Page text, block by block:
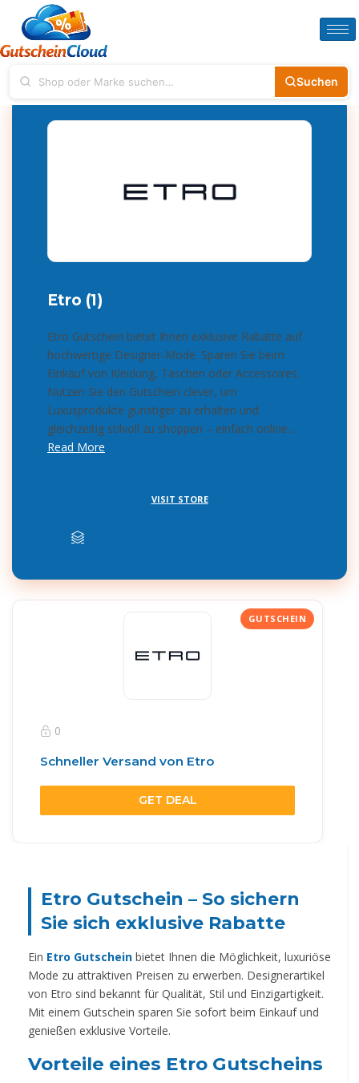
Suchen
Etro (1)
Etro Gutschein bietet Ihnen exklusive Rabatte auf
hochwertige Designer-Mode. Sparen Sie beim
Einkauf von Kleidung, Taschen oder Accessoires.
Nutzen Sie den Gutschein clever, um
Luxusprodukte günstiger zu erhalten und
gleichzeitig stilvoll zu shoppen – einfach online...
Read More
VISIT STORE
0
Schneller Versand von Etro
GET DEAL
Etro Gutschein – So sichern
Sie sich exklusive Rabatte
Ein Etro Gutschein bietet Ihnen die Möglichkeit, luxuriöse
Mode zu attraktiven Preisen zu erwerben. Designerartikel
von Etro sind bekannt für Qualität, Stil und Einzigartigkeit.
Mit einem Gutschein sparen Sie sofort beim Einkauf und
genießen exklusive Vorteile.
Vorteile eines Etro Gutscheins